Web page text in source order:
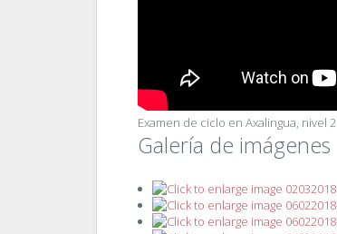
Examen de ciclo en Axalingua, nivel 2
Galería de imágenes